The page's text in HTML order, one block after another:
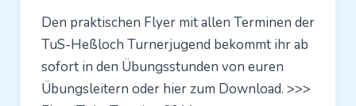
Den praktischen Flyer mit allen Terminen der
TuS-Heßloch Turnerjugend bekommt ihr ab
sofort in den Übungsstunden von euren
Übungsleitern oder hier zum Download. >>>